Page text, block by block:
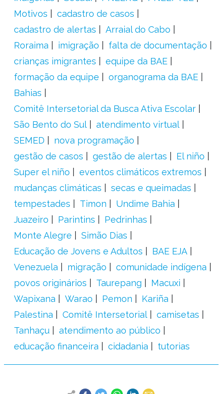
Motivos
cadastro de casos
cadastro de alertas
Arraial do Cabo
Roraima
imigração
falta de documentação
crianças imigrantes
equipe da BAE
formação da equipe
organograma da BAE
Bahias
Comitê Intersetorial da Busca Ativa Escolar
São Bento do Sul
atendimento virtual
SEMED
nova programação
gestão de casos
gestão de alertas
El niño
Super el niño
eventos climáticos extremos
mudanças climáticas
secas e queimadas
tempestades
Timon
Undime Bahia
Juazeiro
Parintins
Pedrinhas
Monte Alegre
Simão Dias
Educação de Jovens e Adultos
BAE EJA
Venezuela
migração
comunidade indígena
povos originários
Taurepang
Macuxi
Wapixana
Warao Pemon
Kariña
Palestina
Comitê Intersetorial
camisetas
Tanhaçu
atendimento ao público
educação financeira
cidadania tutorias